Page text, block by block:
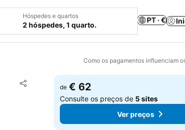
Hóspedes e quartos
2 hóspedes, 1 quarto.
PT · €
Como os pagamentos influenciam
Partilhar
Adicionar aos favoritos
de € 62
Consulte os preços de 5 sites
Ver preços